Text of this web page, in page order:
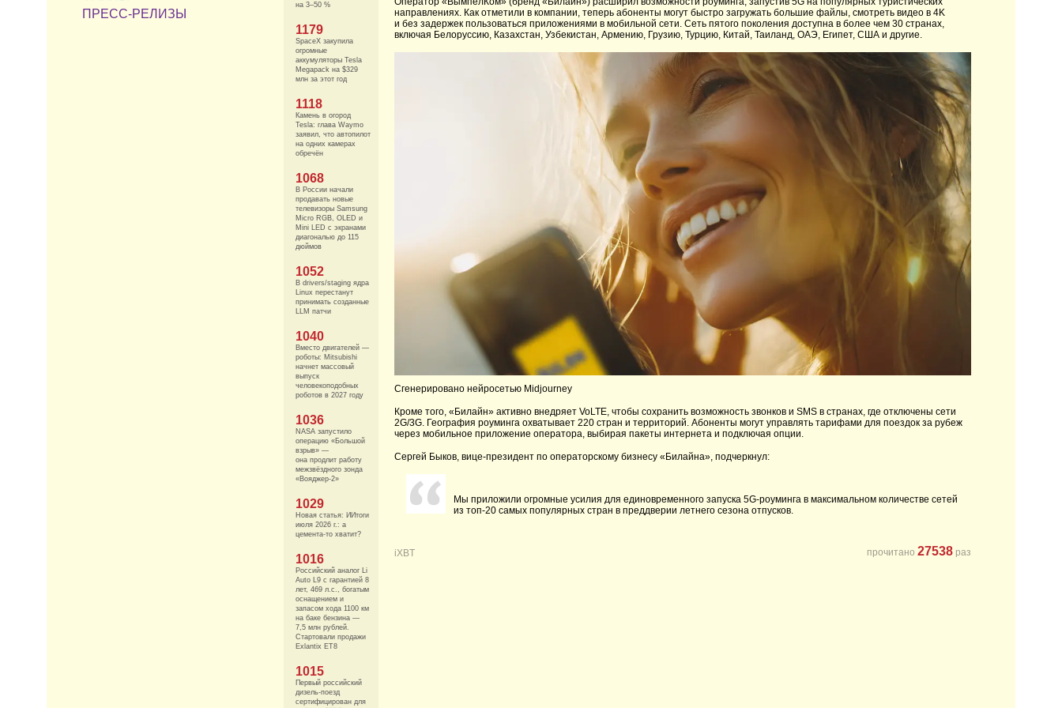
ПРЕСС-РЕЛИЗЫ
на 3–50 %
1179
SpaceX закупила
огромные
аккумуляторы Tesla
Megapack на $329
млн за этот год
1118
Камень в огород
Tesla: глава Waymo
заявил, что автопилот
на одних камерах
обречён
1068
В России начали
продавать новые
телевизоры Samsung
Micro RGB, OLED и
Mini LED с экранами
диагональю до 115
дюймов
1052
В drivers/staging ядра
Linux перестанут
принимать созданные
LLM патчи
1040
Вместо двигателей —
роботы: Mitsubishi
начнет массовый
выпуск
человекоподобных
роботов в 2027 году
1036
NASA запустило
операцию «Большой
взрыв» —
она продлит работу
межзвёздного зонда
«Вояджер-2»
1029
Новая статья: ИИтоги
июля 2026 г.: а
цемента-то хватит?
1016
Российский аналог Li
Auto L9 с гарантией 8
лет, 469 л.с., богатым
оснащением и
запасом хода 1100 км
на баке бензина —
7,5 млн рублей.
Стартовали продажи
Exlantix ET8
1015
Первый российский
дизель-поезд
сертифицирован для
направлениях. Как отметили в компании, теперь абоненты могут быстро загружать большие файлы, смотреть видео в 4K
и без задержек пользоваться приложениями в мобильной сети. Сеть пятого поколения доступна в более чем 30 странах,
включая Белоруссию, Казахстан, Узбекистан, Армению, Грузию, Турцию, Китай, Таиланд, ОАЭ, Египет, США и другие.
Сгенерировано нейросетью Midjourney
Кроме того, «Билайн» активно внедряет VoLTE, чтобы сохранить возможность звонков и SMS в странах, где отключены сети
2G/3G. География роуминга охватывает 220 стран и территорий. Абоненты могут управлять тарифами для поездок за рубеж
через мобильное приложение оператора, выбирая пакеты интернета и подключая опции.
Сергей Быков, вице-президент по операторскому бизнесу «Билайна», подчеркнул:
Мы приложили огромные усилия для единовременного запуска 5G-роуминга в максимальном количестве сетей
из топ-20 самых популярных стран в преддверии летнего сезона отпусков.
iXBT прочитано 27538раз